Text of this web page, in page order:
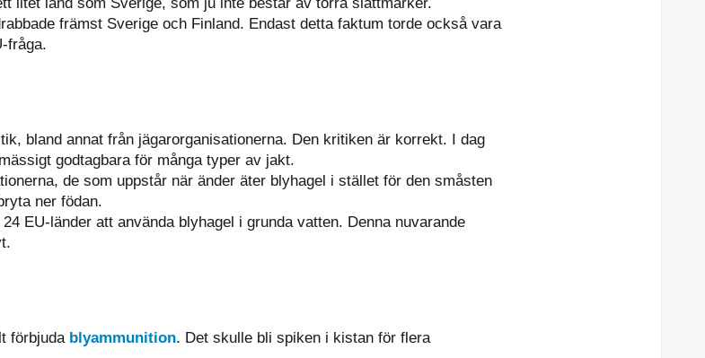
främst Sverige och Finland. Endast detta faktum torde också vara
fråga.
bland annat från jägarorganisationerna. Den kritiken är korrekt. I dag
godtagbara för många typer av jakt.
de som uppstår när änder äter blyhagel i stället för den småsten
ner födan.
EU-länder att använda blyhagel i grunda vatten. Denna nuvarande
förbjuda blyammunition. Det skulle bli spiken i kistan för flera